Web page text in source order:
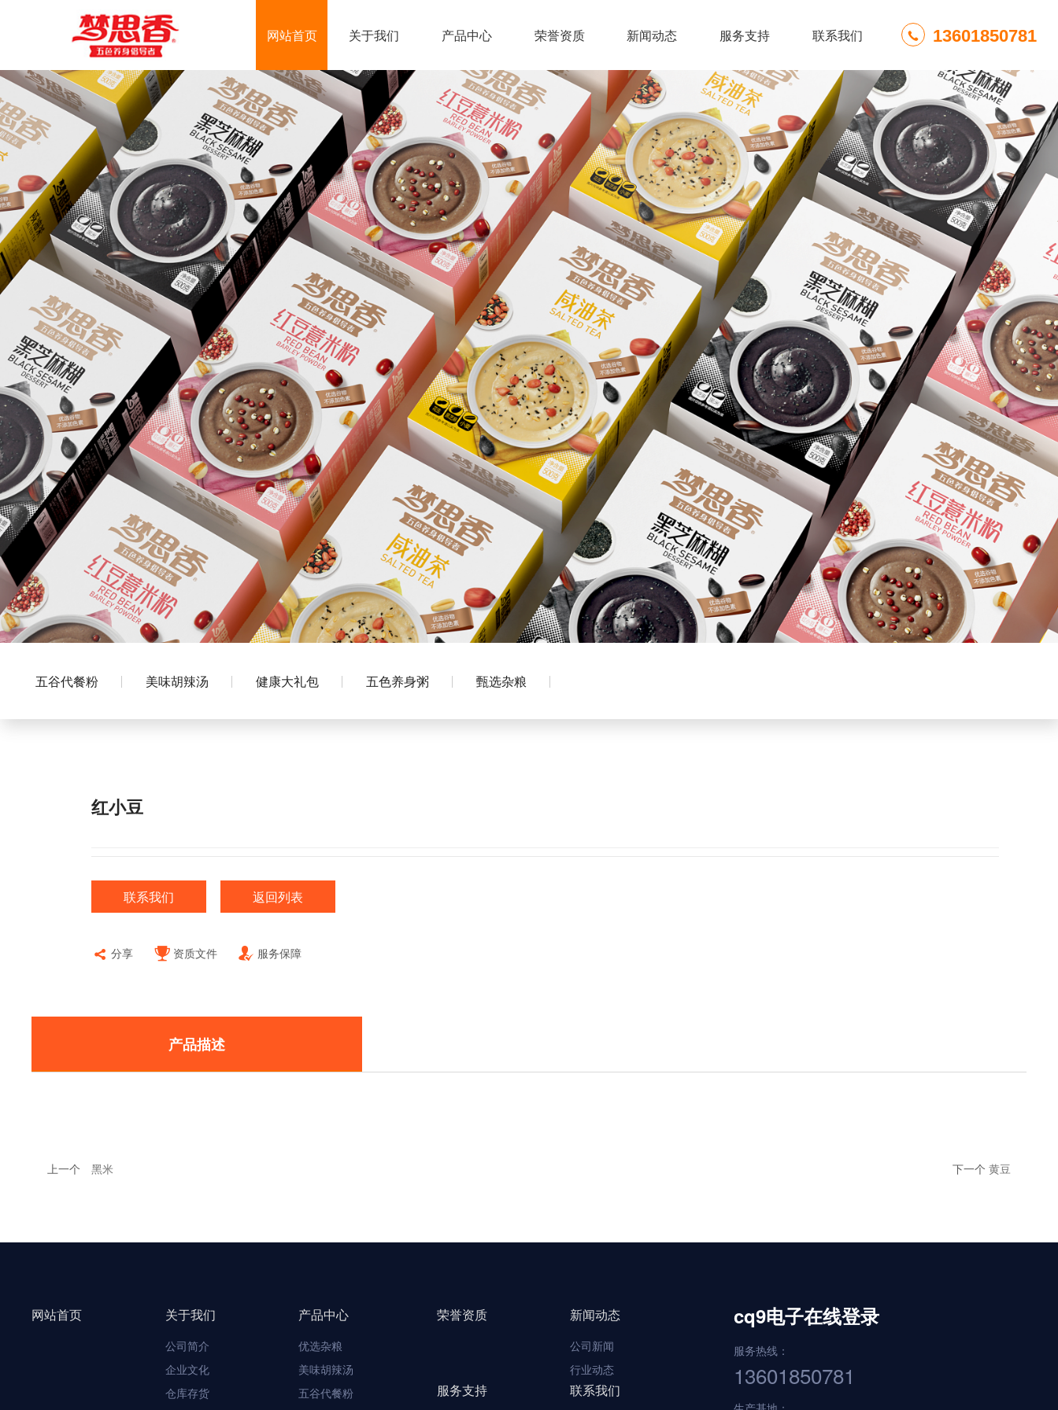
网站首页 关于我们
进一步了解 
公司简介 企业文化 仓库存货 装车发货
产品中心
进一步了解 
优选杂粮 美味胡辣汤 五谷代餐粉 五色养生粥 健康大礼包
荣誉资质 新闻动态
进一步了解 
公司新闻 行业动态
服务支持 联系我们
进一步了解 
职位发布
13601850781
五谷代餐粉 美味胡辣汤 健康大礼包 五色养身粥 甄选杂粮
红小豆
联系我们 返回列表
分享 资质文件 服务保障
产品描述
上一个 黑米 下一个 黄豆
网站首页 关于我们
公司简介
企业文化
仓库存货
产品中心
优选杂粮
美味胡辣汤
五谷代餐粉
荣誉资质 新闻动态
公司新闻
行业动态
服务支持 联系我们
cq9电子在线登录
服务热线：
13601850781